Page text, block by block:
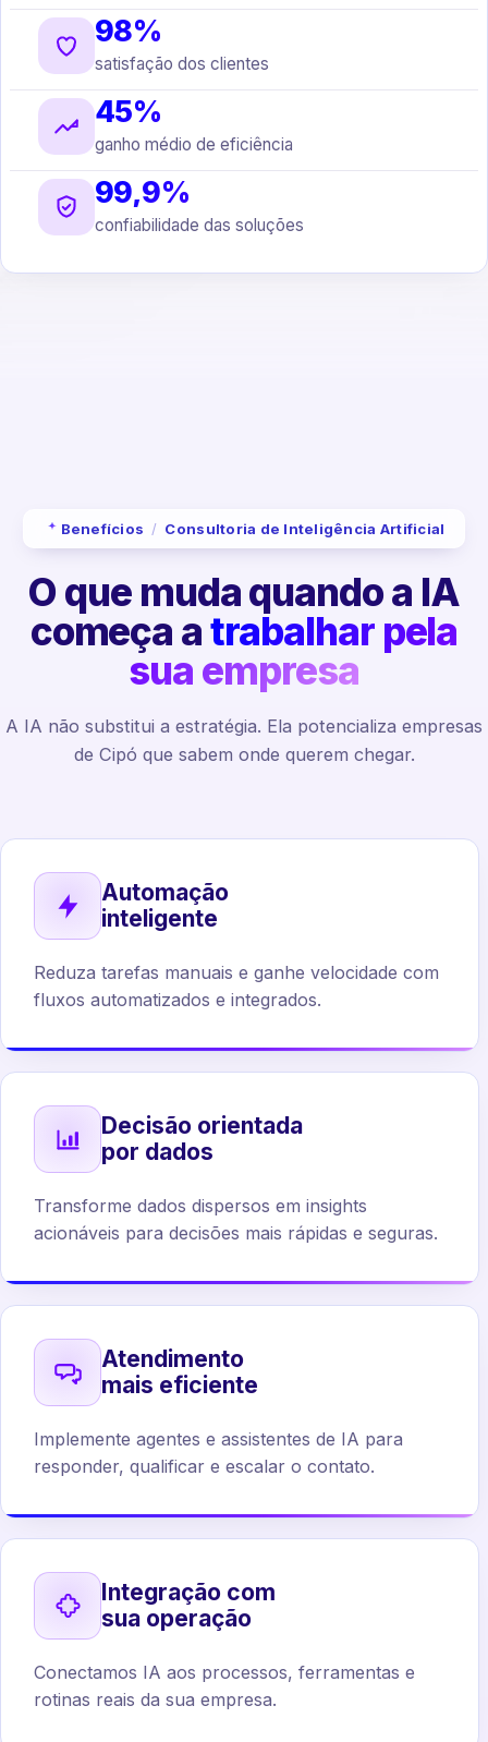
98%
satisfação dos clientes
45%
ganho médio de eficiência
99,9%
confiabilidade das soluções
Benefícios / Consultoria de Inteligência Artificial
O que muda quando a IA
começa atrabalhar pela
sua empresa
A IA não substitui a estratégia. Ela potencializa empresas
de Cipó que sabem onde querem chegar.
Automação
inteligente
Reduza tarefas manuais e ganhe velocidade com
fluxos automatizados e integrados.
Decisão orientada
por dados
Transforme dados dispersos em insights
acionáveis para decisões mais rápidas e seguras.
Atendimento
mais eficiente
Implemente agentes e assistentes de IA para
responder, qualificar e escalar o contato.
Integração com
sua operação
Conectamos IA aos processos, ferramentas e
rotinas reais da sua empresa.